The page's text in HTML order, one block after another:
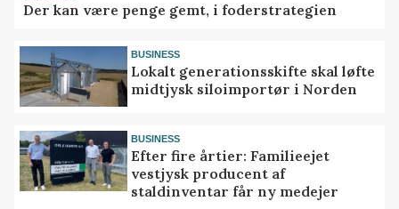
Der kan være penge gemt, i foderstrategien
BUSINESS
Lokalt generationsskifte skal løfte
midtjysk siloimportør i Norden
BUSINESS
Efter fire årtier: Familieejet
vestjysk producent af
staldinventar får ny medejer